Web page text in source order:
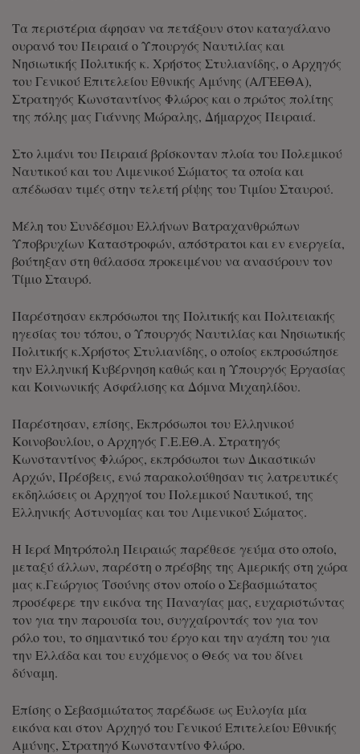
Τα περιστέρια άφησαν να πετάξουν στον καταγάλανο
ουρανό του Πειραιά ο Υπουργός Ναυτιλίας και
Νησιωτικής Πολιτικής κ. Χρήστος Στυλιανίδης, ο Αρχηγός
του Γενικού Επιτελείου Εθνικής Αμύνης (Α/ΓΕΕΘΑ),
Στρατηγός Κωνσταντίνος Φλώρος και ο πρώτος πολίτης
της πόλης μας Γιάννης Μώραλης, Δήμαρχος Πειραιά.
Στο λιμάνι του Πειραιά βρίσκονταν πλοία του Πολεμικού
Ναυτικού και του Λιμενικού Σώματος τα οποία και
απέδωσαν τιμές στην τελετή ρίψης του Τιμίου Σταυρού.
Μέλη του Συνδέσμου Ελλήνων Βατραχανθρώπων
Υποβρυχίων Καταστροφών, απόστρατοι και εν ενεργεία,
βούτηξαν στη θάλασσα προκειμένου να ανασύρουν τον
Τίμιο Σταυρό.
Παρέστησαν εκπρόσωποι της Πολιτικής και Πολιτειακής
ηγεσίας του τόπου, ο Υπουργός Ναυτιλίας και Νησιωτικής
Πολιτικής κ.Χρήστος Στυλιανίδης, ο οποίος εκπροσώπησε
την Ελληνική Κυβέρνηση καθώς και η Υπουργός Εργασίας
και Κοινωνικής Ασφάλισης κα Δόμνα Μιχαηλίδου.
Παρέστησαν, επίσης, Εκπρόσωποι του Ελληνικού
Κοινοβουλίου, ο Αρχηγός Γ.Ε.ΕΘ.Α. Στρατηγός
Κωνσταντίνος Φλώρος, εκπρόσωποι των Δικαστικών
Αρχών, Πρέσβεις, ενώ παρακολούθησαν τις λατρευτικές
εκδηλώσεις οι Αρχηγοί του Πολεμικού Ναυτικού, της
Ελληνικής Αστυνομίας και του Λιμενικού Σώματος.
Η Ιερά Μητρόπολη Πειραιώς παρέθεσε γεύμα στο οποίο,
μεταξύ άλλων, παρέστη ο πρέσβης της Αμερικής στη χώρα
μας κ.Γεώργιος Τσούνης στον οποίο ο Σεβασμιώτατος
προσέφερε την εικόνα της Παναγίας μας, ευχαριστώντας
τον για την παρουσία του, συγχαίροντάς τον για τον
ρόλο του, το σημαντικό του έργο και την αγάπη του για
την Ελλάδα και του ευχόμενος ο Θεός να του δίνει
δύναμη.
Επίσης ο Σεβασμιώτατος παρέδωσε ως Ευλογία μία
εικόνα και στον Αρχηγό του Γενικού Επιτελείου Εθνικής
Αμύνης, Στρατηγό Κωνσταντίνο Φλώρο.